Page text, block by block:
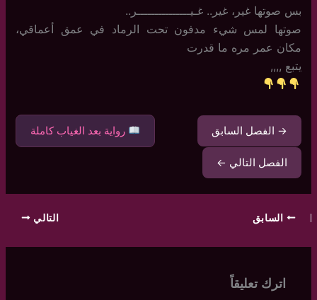
بس صوتها غير، غير.. غـيـــــــــــــــر..
صوتها لمس شيء مدفون تحت الرماد في عمق أعماقي،
مكان عمر مره ما قدرت
يتبع ,,,,
→ الفصل السابق رواية بعد الغياب كاملة
الفصل التالي ←
السابق التالي
اترك تعليقاً